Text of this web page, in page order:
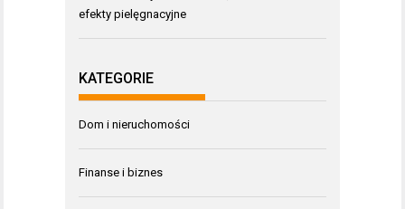
efekty pielęgnacyjne
KATEGORIE
Dom i nieruchomości
Finanse i biznes